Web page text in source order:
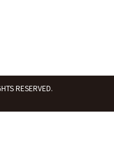
RESERVED.